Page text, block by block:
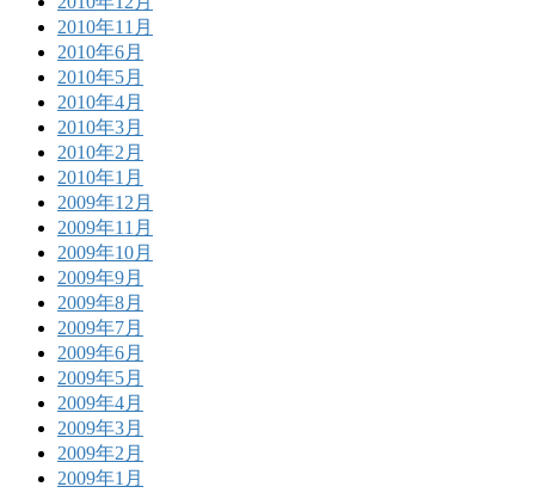
2010年11月
2010年6月
2010年5月
2010年4月
2010年3月
2010年2月
2010年1月
2009年12月
2009年11月
2009年10月
2009年9月
2009年8月
2009年7月
2009年6月
2009年5月
2009年4月
2009年3月
2009年2月
2009年1月